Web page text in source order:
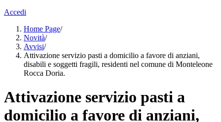
Accedi
Home Page/
Novità/
Avvisi/
Attivazione servizio pasti a domicilio a favore di anziani,
disabili e soggetti fragili, residenti nel comune di Monteleone
Rocca Doria.
Attivazione servizio pasti a
domicilio a favore di anziani,